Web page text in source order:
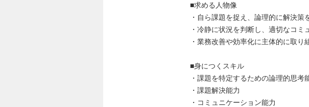
■求める人物像
・自ら課題を捉え、論理的に解決策
・冷静に状況を判断し、適切なコミ
・業務改善や効率化に主体的に取り
■身につくスキル
・課題を特定するための論理的思考
・課題解決能力
・コミュニケーション能力